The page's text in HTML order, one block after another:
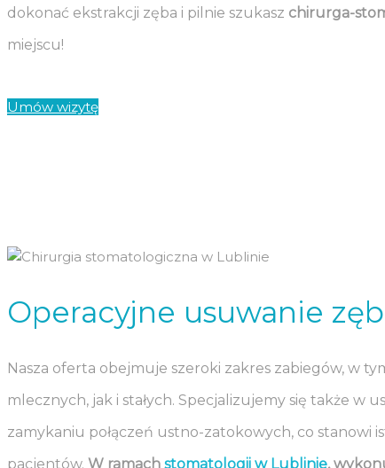
dokonać ekstrakcji zęba i pilnie szukasz chirurga-
miejscu!
Umów wizytę
Operacyjne usuwanie
Nasza oferta obejmuje szeroki zakres zabiegów, w
mlecznych, jak i stałych. Specjalizujemy się także w
zamykaniu połączeń ustno-zatokowych, co stanowi
pacjentów. W ramach stomatologii w Lublinie,